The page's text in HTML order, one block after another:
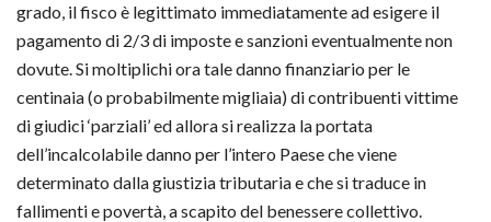
grado, il fisco è legittimato immediatamente ad esigere il
pagamento di 2/3 di imposte e sanzioni eventualmente non
dovute. Si moltiplichi ora tale danno finanziario per le
centinaia (o probabilmente migliaia) di contribuenti vittime
di giudici ‘parziali’ ed allora si realizza la portata
dell’incalcolabile danno per l’intero Paese che viene
determinato dalla giustizia tributaria e che si traduce in
fallimenti e povertà, a scapito del benessere collettivo.